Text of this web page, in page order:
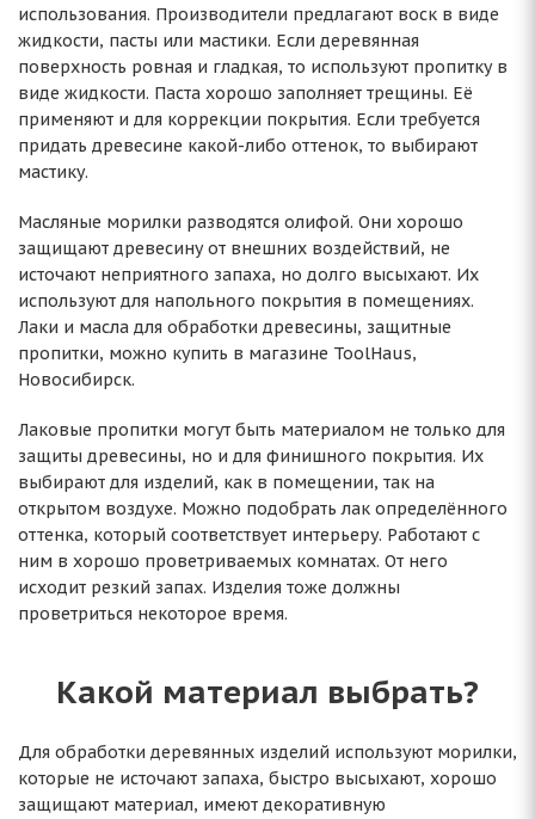
использования. Производители предлагают воск в виде
жидкости, пасты или мастики. Если деревянная
поверхность ровная и гладкая, то используют пропитку в
виде жидкости. Паста хорошо заполняет трещины. Её
применяют и для коррекции покрытия. Если требуется
придать древесине какой-либо оттенок, то выбирают
мастику.
Масляные морилки разводятся олифой. Они хорошо
защищают древесину от внешних воздействий, не
источают неприятного запаха, но долго высыхают. Их
используют для напольного покрытия в помещениях.
Лаки и масла для обработки древесины, защитные
пропитки, можно купить в магазине ToolHaus,
Новосибирск.
Лаковые пропитки могут быть материалом не только для
защиты древесины, но и для финишного покрытия. Их
выбирают для изделий, как в помещении, так на
открытом воздухе. Можно подобрать лак определённого
оттенка, который соответствует интерьеру. Работают с
ним в хорошо проветриваемых комнатах. От него
исходит резкий запах. Изделия тоже должны
проветриться некоторое время.
Какой материал выбрать?
Для обработки деревянных изделий используют морилки,
которые не источают запаха, быстро высыхают, хорошо
защищают материал, имеют декоративную